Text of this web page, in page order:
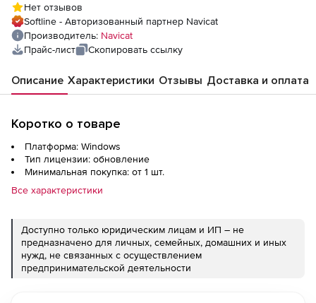
Нет отзывов
Softline - Авторизованный партнер Navicat
Производитель: Navicat
Прайс-лист
Скопировать ссылку
Описание Характеристики Отзывы Доставка и оплата
Коротко о товаре
Платформа: Windows
Тип лицензии: обновление
Минимальная покупка: от 1 шт.
Все характеристики
Доступно только юридическим лицам и ИП – не
предназначено для личных, семейных, домашних и иных
нужд, не связанных с осуществлением
предпринимательской деятельности